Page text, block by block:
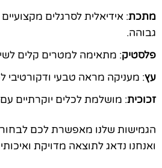
מתכת: אידיאלית לסרגלים
גבוהה.
פלסטיק: מתאימה למטרים קלים
עץ: מעניקה מראה טבעי ודקורטיבי
זכוכית: מושלמת לכלים יוקרתיים עם
הגמישות שלנו מאפשרת לכם
ואנחנו נדאג לתוצאה מדויקת